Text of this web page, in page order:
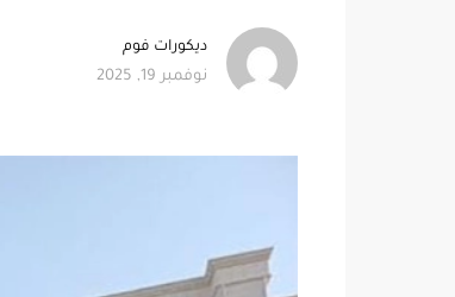
ديكورات فوم
نوفمبر 19, 2025